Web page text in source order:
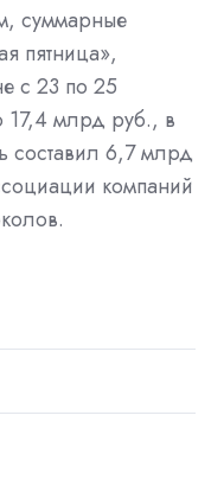
суммарные
пятница»,
с 23 по 25
17,4 млрд руб., в
составил 6,7 млрд
компаний